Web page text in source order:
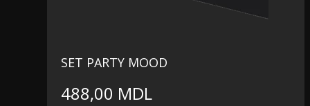
SET PARTY MOOD
488,00 MDL